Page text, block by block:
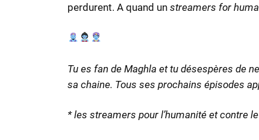
perdurent. A quand un streamers for
Tu es fan de Maghla et tu désespères de
sa chaine. Tous ses prochains épisodes
* les streamers pour l’humanité et contre